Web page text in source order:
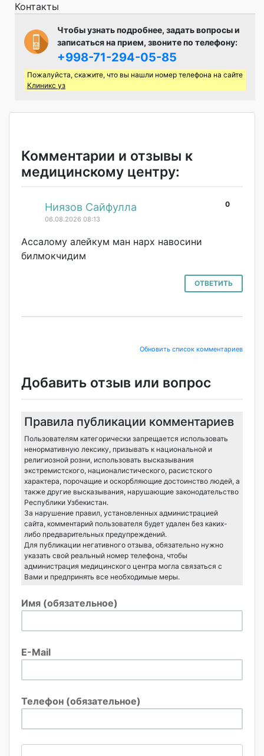
Контакты
Чтобы узнать подробнее, задать вопросы и
записаться на прием, звоните по телефону:
+998-71-294-05-85
Пожалуйста, скажите, что вы нашли номер телефона на сайте
Клиникс уз
Комментарии и отзывы к
медицинскому центру:
0
Ниязов Сайфулла
06.08.2026 08:13
Ассалому алейкум ман нарх навосини
билмокчидим
ОТВЕТИТЬ
Обновить список комментариев
Добавить отзыв или вопрос
Правила публикации комментариев
Пользователям категорически запрещается использовать
ненормативную лексику, призывать к национальной и
религиозной розни, использовать высказывания
экстремистского, националистического, расистского
характера, порочащие и оскорбляющие достоинство людей, а
также другие высказывания, нарушающие законодательство
Республики Узбекистан.
За нарушение правил, установленных администрацией
сайта, комментарий пользователя будет удален без каких-
либо предварительных предупреждений.
Для публикации негативного отзыва, обязательно нужно
указать свой реальный номер телефона, чтобы
администрация медицинского центра могла связаться с
Вами и предпринять все необходимые меры.
Имя (обязательное)
E-Mail
Телефон (обязательное)